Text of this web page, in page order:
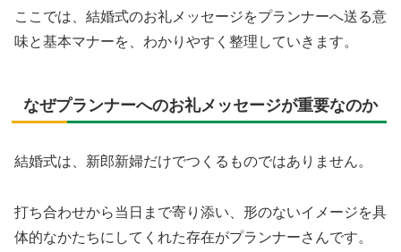
ここでは、結婚式のお礼メッセージをプランナーへ送る意
味と基本マナーを、わかりやすく整理していきます。
なぜプランナーへのお礼メッセージが重要なのか
結婚式は、新郎新婦だけでつくるものではありません。
打ち合わせから当日まで寄り添い、形のないイメージを具
体的なかたちにしてくれた存在がプランナーさんです。